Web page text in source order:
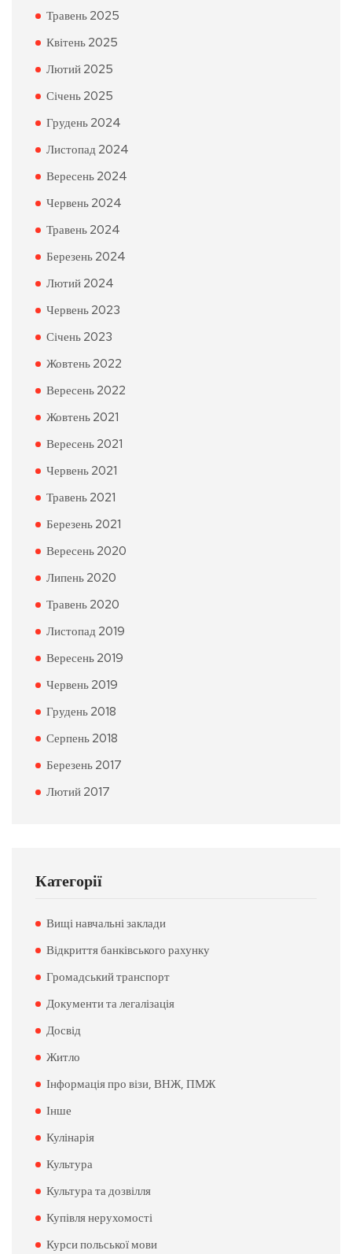
Травень 2025
Квітень 2025
Лютий 2025
Січень 2025
Грудень 2024
Листопад 2024
Вересень 2024
Червень 2024
Травень 2024
Березень 2024
Лютий 2024
Червень 2023
Січень 2023
Жовтень 2022
Вересень 2022
Жовтень 2021
Вересень 2021
Червень 2021
Травень 2021
Березень 2021
Вересень 2020
Липень 2020
Травень 2020
Листопад 2019
Вересень 2019
Червень 2019
Грудень 2018
Серпень 2018
Березень 2017
Лютий 2017
Категорії
Вищі навчальні заклади
Відкриття банківського рахунку
Громадський транспорт
Документи та легалізація
Досвід
Житло
Інформація про візи, ВНЖ, ПМЖ
Інше
Кулінарія
Культура
Культура та дозвілля
Купівля нерухомості
Курси польської мови